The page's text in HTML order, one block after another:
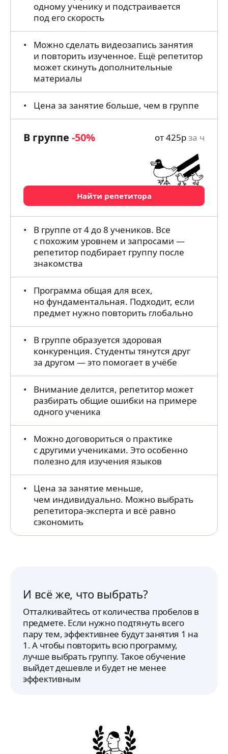
одному ученику и подстраивается
под его скорость
Можно сделать видеозапись занятия
и повторить изученное. Ещё репетитор
может скинуть дополнительные
материалы
Цена за занятие больше, чем в группе
В группе -50% от425рза ч
Найти репетитора
В группе от 4 до 8 учеников. Все
с похожим уровнем и запросами —
репетитор подбирает группу после
знакомства
Программа общая для всех,
но фундаментальная. Подходит, если
предмет нужно повторить глобально
В группе образуется здоровая
конкуренция. Студенты тянутся друг
за другом — это помогает в учёбе
Внимание делится, репетитор может
разбирать общие ошибки на примере
одного ученика
Можно договориться о практике
с другими учениками. Это особенно
полезно для изучения языков
Цена за занятие меньше,
чем индивидуально. Можно выбрать
репетитора-эксперта и всё равно
сэкономить
И всё же, что выбрать?
Отталкивайтесь от количества пробелов в
предмете. Если нужно подтянуть всего
пару тем, эффективнее будут занятия 1 на
1. А чтобы повторить всю программу,
лучше выбрать группу. Такое обучение
выйдет дешевле и будет не менее
эффективным